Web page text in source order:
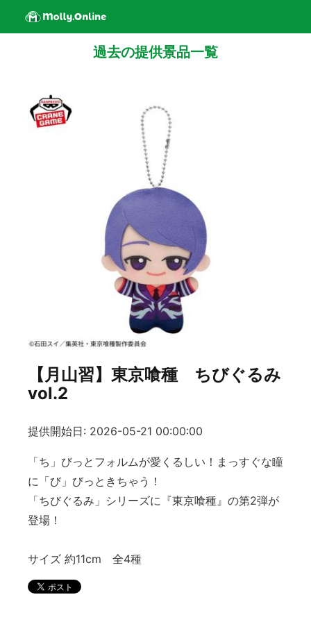
過去の提供景品一覧
【月山習】東京喰種 ちびぐるみ
vol.2
提供開始日: 2026-05-21 00:00:00
「ち」びっとフォルムが愛くるしい！まっすぐな瞳
に「び」びっときちゃう！
「ちびぐるみ」シリーズに『東京喰種』の第2弾が
登場！
サイズ 約11cm 全4種